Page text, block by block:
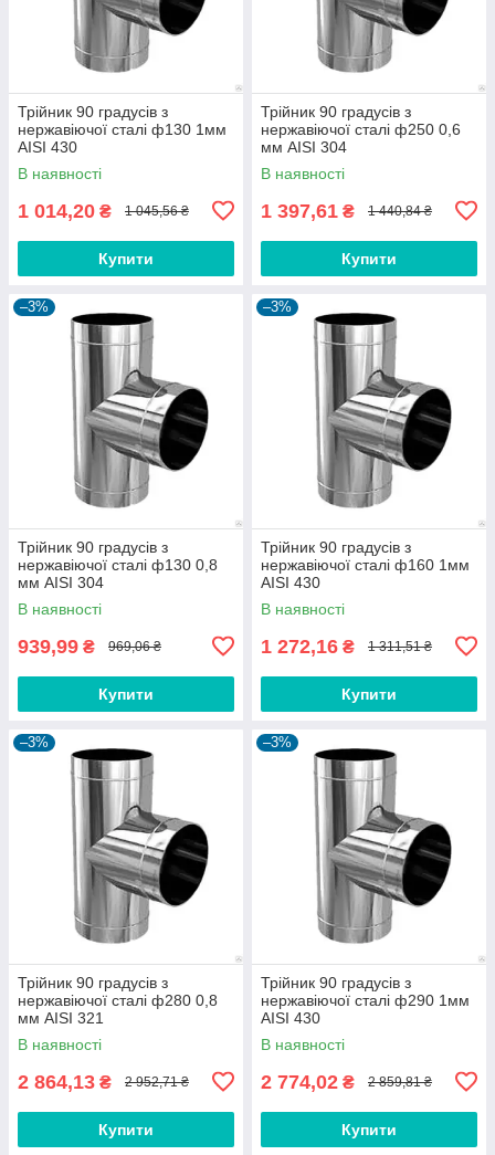
Трійник 90 градусів з
нержавіючої сталі ф130 1мм
AISI 430
В наявності
1 014,20 ₴ 1 045,56 ₴
Купити
Трійник 90 градусів з
нержавіючої сталі ф250 0,6
мм AISI 304
В наявності
1 397,61 ₴ 1 440,84 ₴
Купити
–3%
Трійник 90 градусів з
нержавіючої сталі ф130 0,8
мм AISI 304
В наявності
939,99 ₴ 969,06 ₴
Купити
–3%
Трійник 90 градусів з
нержавіючої сталі ф160 1мм
AISI 430
В наявності
1 272,16 ₴ 1 311,51 ₴
Купити
–3%
Трійник 90 градусів з
нержавіючої сталі ф280 0,8
мм AISI 321
В наявності
2 864,13 ₴ 2 952,71 ₴
Купити
–3%
Трійник 90 градусів з
нержавіючої сталі ф290 1мм
AISI 430
В наявності
2 774,02 ₴ 2 859,81 ₴
Купити